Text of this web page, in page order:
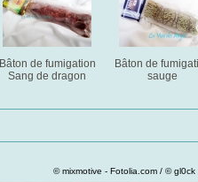
Bâton de fumigation
Sang de dragon
Bâton de
sauge
© mixmotive - Fotolia.com / ©